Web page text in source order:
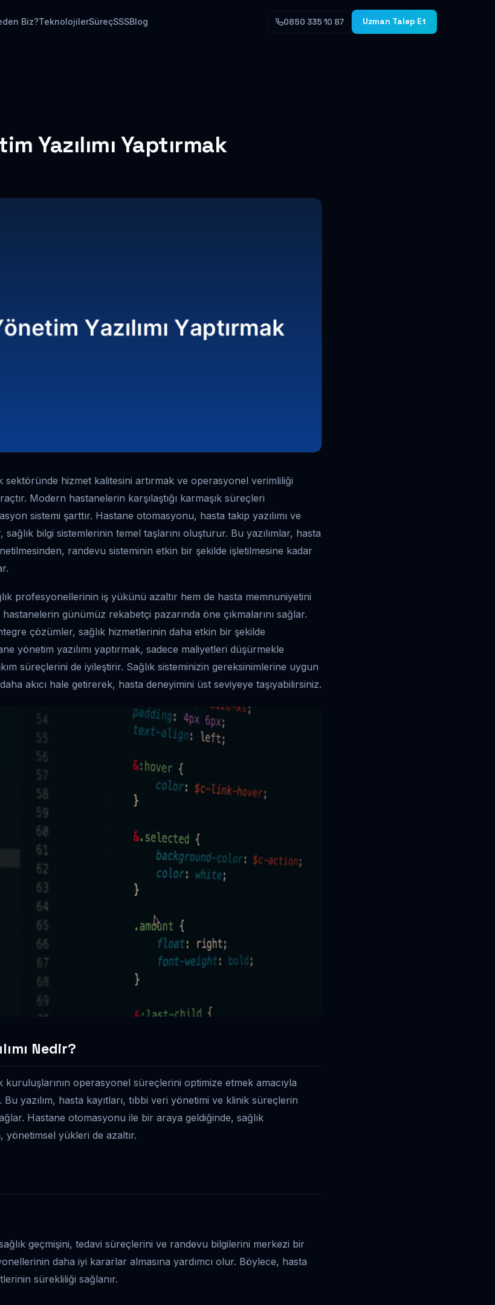
Biz?TeknolojilerSüreçSSSBlog 0850 335 10 87 Uzman Talep Et
Yazılımı Yaptırmak
sektöründe hizmet kalitesini artırmak ve operasyonel verimliliği
Modern hastanelerin karşılaştığı karmaşık süreçleri
sistemi şarttır. Hastane otomasyonu, hasta takip yazılımı ve
bilgi sistemlerinin temel taşlarını oluşturur. Bu yazılımlar, hasta
randevu sisteminin etkin bir şekilde işletilmesine kadar
profesyonellerinin iş yükünü azaltır hem de hasta memnuniyetini
hastanelerin günümüz rekabetçi pazarında öne çıkmalarını sağlar.
çözümler, sağlık hizmetlerinin daha etkin bir şekilde
yönetim yazılımı yaptırmak, sadece maliyetleri düşürmekle
süreçlerini de iyileştirir. Sağlık sisteminizin gereksinimlerine uygun
akıcı hale getirerek, hasta deneyimini üst seviyeye taşıyabilirsiniz.
Nedir?
kuruluşlarının operasyonel süreçlerini optimize etmek amacıyla
yazılım, hasta kayıtları, tıbbi veri yönetimi ve klinik süreçlerin
Hastane otomasyonu ile bir araya geldiğinde, sağlık
yönetimsel yükleri de azaltır.
sağlık geçmişini, tedavi süreçlerini ve randevu bilgilerini merkezi bir
daha iyi kararlar almasına yardımcı olur. Böylece, hasta
sürekliliği sağlanır.